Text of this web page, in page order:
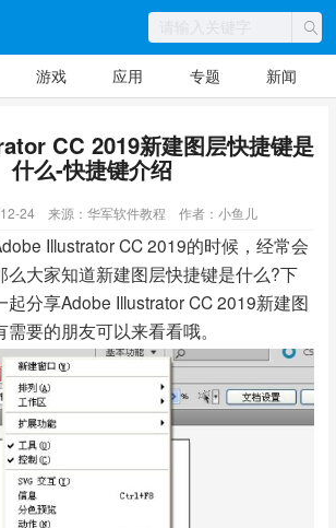
游戏 应用 专题 新闻
CC 2019新建图层快捷键是
什么-快捷键介绍
24 来源：华军软件教程 作者：小鱼儿
Illustrator CC 2019的时候，经常会
么大家知道新建图层快捷键是什么?下
分享Adobe Illustrator CC 2019新建图
要的朋友可以来看看哦。